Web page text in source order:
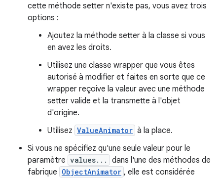
cette méthode setter n'existe pas, vous avez trois
options :
Ajoutez la méthode setter à la classe si vous
en avez les droits.
Utilisez une classe wrapper que vous êtes
autorisé à modifier et faites en sorte que ce
wrapper reçoive la valeur avec une méthode
setter valide et la transmette à l'objet
d'origine.
Utilisez ValueAnimator à la place.
Si vous ne spécifiez qu'une seule valeur pour le
paramètre values...
dans l'une des méthodes de
fabrique ObjectAnimator , elle est considérée